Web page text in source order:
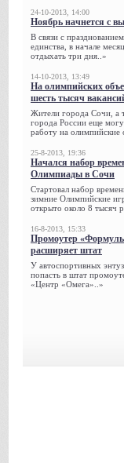
24-10-2013, 14:00
Ноябрь начнется с
В связи с
единства, в начале
отдыхать три дня..»
14-10-2013, 13:49
На олимпийских
шесть тысяч
Жители города Сочи, а
города России еще
работу на олимпийские
25-8-2013, 19:36
Начался набор
Олимпиады в Сочи
Стартовал набор
зимние Олимпийские
открыто около 8 тысяч
16-8-2013, 15:33
Промоутер
расширяет штат
У автоспортивных
попасть в штат
«Центр «Омега»..»